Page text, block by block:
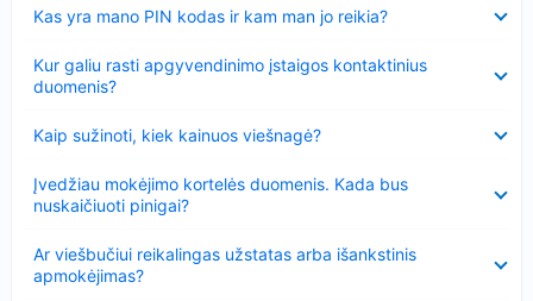
Kas yra mano PIN kodas ir kam man jo reikia?
Kur galiu rasti apgyvendinimo įstaigos kontaktinius
duomenis?
Kaip sužinoti, kiek kainuos viešnagė?
Įvedžiau mokėjimo kortelės duomenis. Kada bus
nuskaičiuoti pinigai?
Ar viešbučiui reikalingas užstatas arba išankstinis
apmokėjimas?